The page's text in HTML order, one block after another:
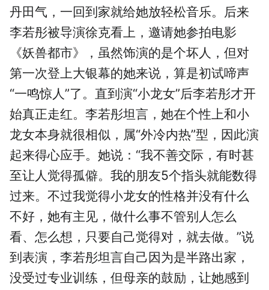
丹田气，一回到家就给她放轻松音乐。后来
李若彤被导演徐克看上，邀请她参拍电影
《妖兽都市》，虽然饰演的是个坏人，但对
第一次登上大银幕的她来说，算是初试啼声
“一鸣惊人”了。直到演“小龙女”后李若彤才开
始真正走红。李若彤坦言，她在个性上和小
龙女本身就很相似，属“外冷内热”型，因此演
起来得心应手。她说：“我不善交际，有时甚
至让人觉得孤僻。我的朋友5个指头就能数得
过来。不过我觉得小龙女的性格并没有什么
不好，她有主见，做什么事不管别人怎么
看、怎么想，只要自己觉得对，就去做。”说
到表演，李若彤坦言自己因为是半路出家，
没受过专业训练，但母亲的鼓励，让她感到